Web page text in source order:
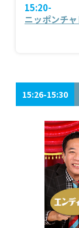
15:20-
ニッポンチ
15:26-15:30